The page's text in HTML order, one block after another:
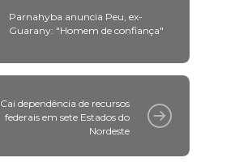
Parnahyba anuncia Peu, ex-
Guarany: "Homem de confiança"
Cai dependência de recursos
federais em sete Estados do
Nordeste